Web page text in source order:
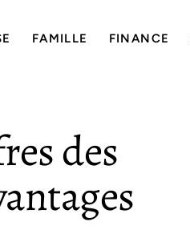
FAMILLE FINANCE
des